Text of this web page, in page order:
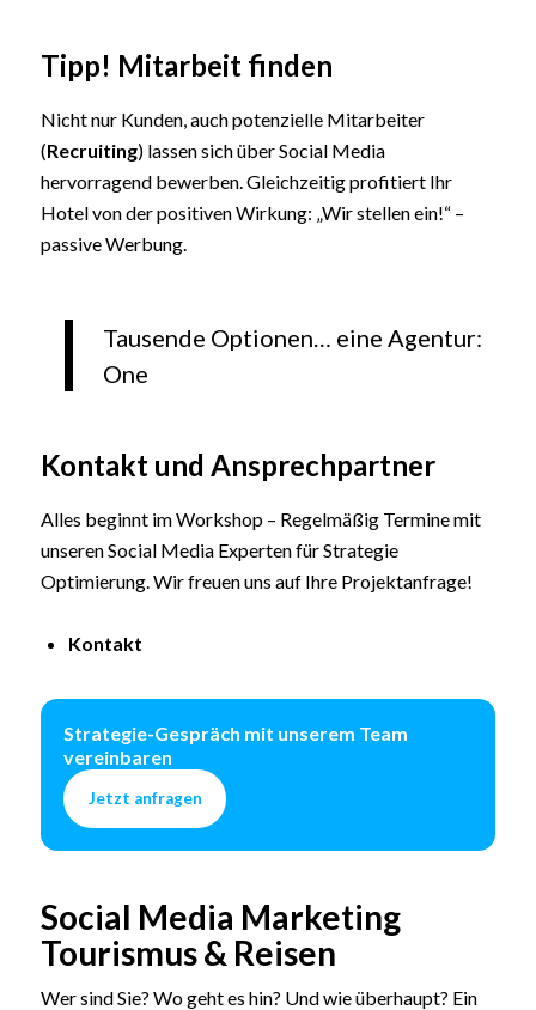
Tipp! Mitarbeit finden
Nicht nur Kunden, auch potenzielle Mitarbeiter
(Recruiting) lassen sich über Social Media
hervorragend bewerben. Gleichzeitig profitiert Ihr
Hotel von der positiven Wirkung: „Wir stellen ein!“ –
passive Werbung.
Tausende Optionen… eine Agentur:
One
Kontakt und Ansprechpartner
Alles beginnt im Workshop – Regelmäßig Termine mit
unseren Social Media Experten für Strategie
Optimierung. Wir freuen uns auf Ihre Projektanfrage!
Kontakt
Strategie-Gespräch mit unserem Team
vereinbaren
Jetzt anfragen
Social Media Marketing
Tourismus & Reisen
Wer sind Sie? Wo geht es hin? Und wie überhaupt? Ein